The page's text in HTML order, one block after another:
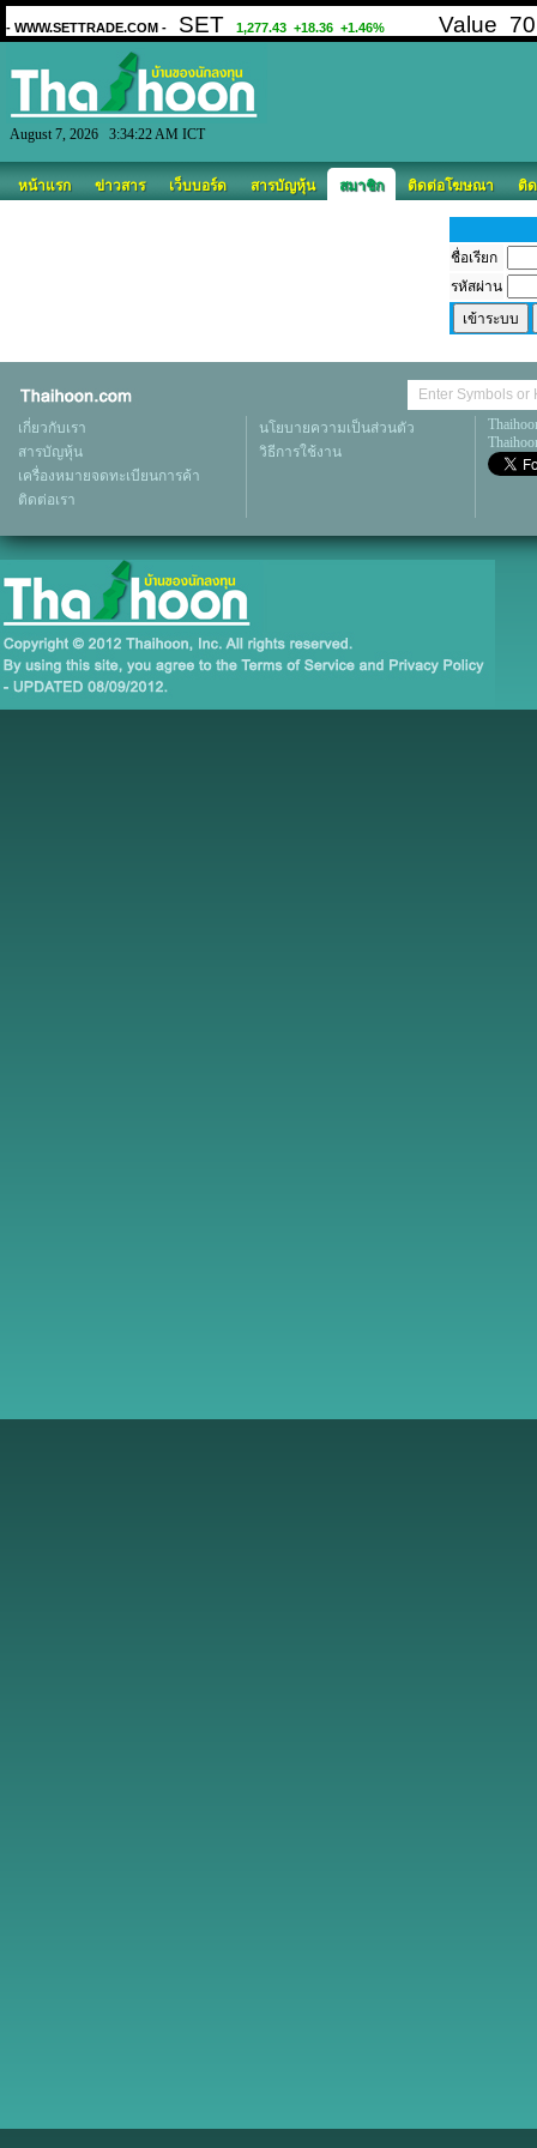
August 7, 2026 3:34:22 AM ICT
หน้าแรก ข่าวสาร เว็บบอร์ด สารบัญหุ้น สมาชิก ติดต่อโฆษณา ติ
ชื่อเรียก
รหัสผ่าน
เกี่ยวกับเรา
สารบัญหุ้น
เครื่องหมายจดทะเบียนการค้า
ติดต่อเรา
นโยบายความเป็นส่วนตัว
วิธีการใช้งาน